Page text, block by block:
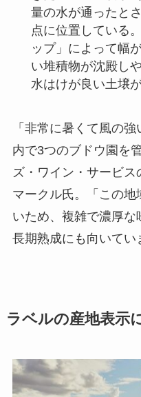
量の水が通ったと
点に位置している
ップ」によって幅
い堆積物が沈殿し
水はけが良い土壌
「非常に暑くて風の
内で3つのブドウ園を
ズ・ワイン・サービス
マークル氏。「この
いため、複雑で濃厚な
長期熟成にも向いてい
ラベルの産地表示